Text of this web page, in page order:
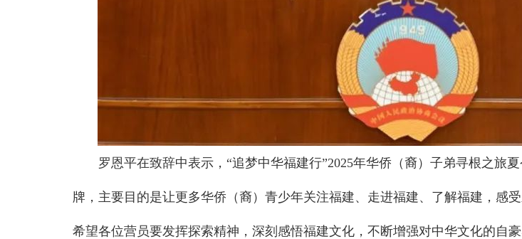
罗恩平在致辞中表示，“追梦中华福建行”2025年华侨（裔）子弟寻根之旅
牌，主要目的是让更多华侨（裔）青少年关注福建、走进福建、了解福建，感
希望各位营员要发挥探索精神，深刻感悟福建文化，不断增强对中华文化的自